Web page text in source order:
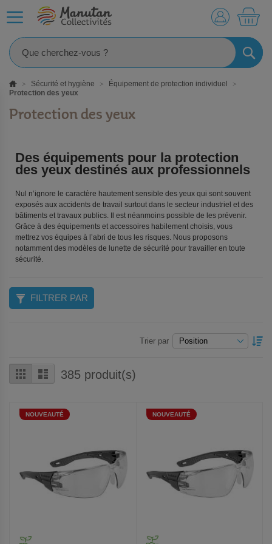
Sécurité et hygiène
Équipement de protection individuel
Protection des yeux
Protection des yeux
Des équipements pour la protection
des yeux destinés aux professionnels
Nul n’ignore le caractère hautement sensible des yeux qui sont souvent
exposés aux accidents de travail surtout dans le secteur industriel et des
bâtiments et travaux publics. Il est néanmoins possible de les prévenir.
Grâce à des équipements et accessoires habilement choisis, vous
mettrez vos équipes à l’abri de tous les risques. Nous proposons
notamment des modèles de lunette de sécurité pour travailler en toute
sécurité.
Grille Liste385 produit(s)
Trier par
NOUVEAUTÉ NOUVEAUTÉ
FILTRER PAR